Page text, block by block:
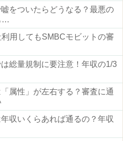
をついたらどうなる？最悪の
…
用してもSMBCモビットの審
総量規制に要注意！年収の1/3
属性」が左右する？審査に通
収いくらあれば通るの？年収